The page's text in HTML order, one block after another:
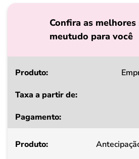
Confira as
meutudo para você
Produto
a
de